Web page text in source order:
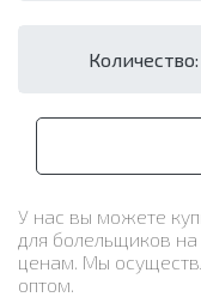
Количество:
У нас вы можете
для болельщиков
ценам. Мы
оптом.